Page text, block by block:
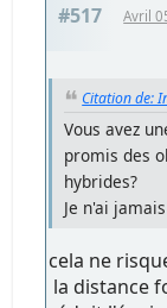
#517 Avril
Citation de:
Vous avez
promis des
hybrides?
Je n'ai
cela ne
la distance